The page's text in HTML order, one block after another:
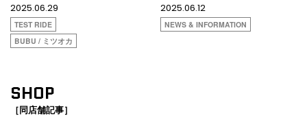
2025.06.29
TEST RIDE
BUBU / ミツオカ
2025.06.12
NEWS & INFORMATION
SHOP
［同店舗記事］